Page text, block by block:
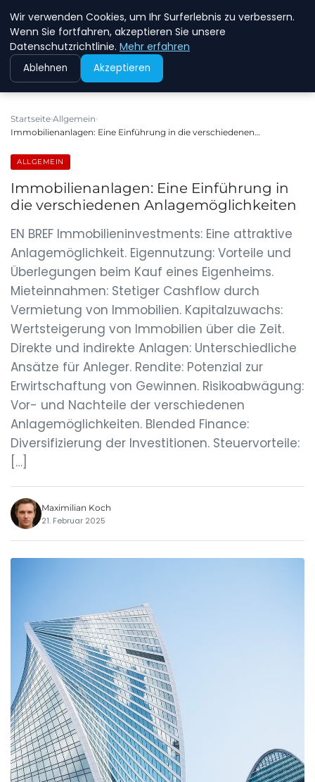
NEW ENERGY JOBS
Startseite Allgemein
Immobilienanlagen: Eine Einführung in die verschiedenen…
ALLGEMEIN
Immobilienanlagen: Eine Einführung in
die verschiedenen Anlagemöglichkeiten
EN BREF Immobilieninvestments: Eine attraktive
Anlagemöglichkeit. Eigennutzung: Vorteile und
Überlegungen beim Kauf eines Eigenheims.
Mieteinnahmen: Stetiger Cashflow durch
Vermietung von Immobilien. Kapitalzuwachs:
Wertsteigerung von Immobilien über die Zeit.
Direkte und indirekte Anlagen: Unterschiedliche
Ansätze für Anleger. Rendite: Potenzial zur
Erwirtschaftung von Gewinnen. Risikoabwägung:
Vor- und Nachteile der verschiedenen
Anlagemöglichkeiten. Blended Finance:
Diversifizierung der Investitionen. Steuervorteile:
[…]
Maximilian Koch
21. Februar 2025
Wir verwenden Cookies, um Ihr Surferlebnis zu verbessern.
Wenn Sie fortfahren, akzeptieren Sie unsere
Datenschutzrichtlinie. Mehr erfahren
Ablehnen Akzeptieren